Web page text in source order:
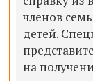
членов
детей.
на